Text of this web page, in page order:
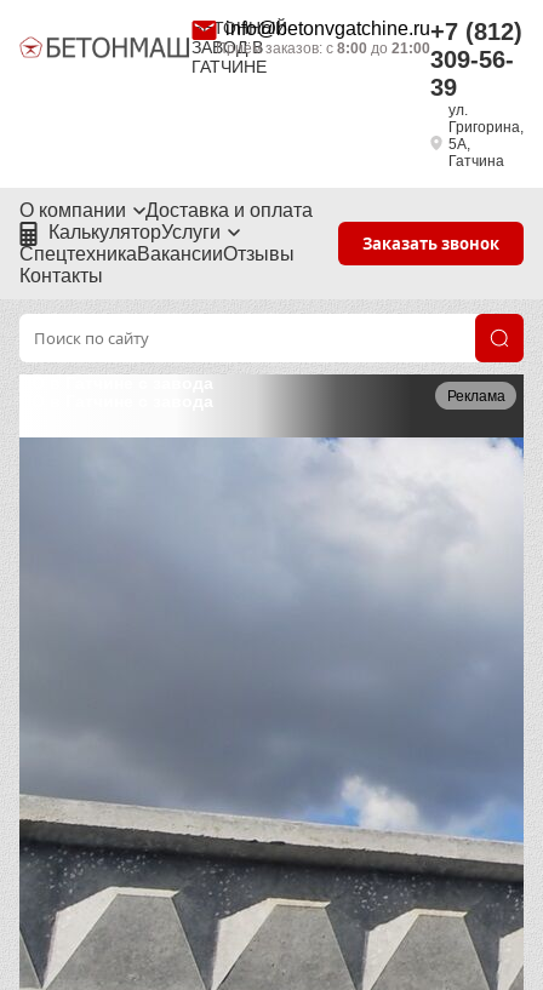
БЕТОННЫЙ
ЗАВОД В
ГАТЧИНЕ
info@betonvgatchine.ru
Приём заказов: с 8:00 до 21:00
+7 (812)
309-56-
39
ул.
Григорина,
5А,
Гатчина
О компании
Доставка и оплата
КалькуляторУслуги
СпецтехникаВакансииОтзывы
Контакты
Заказать звонок
Реклама